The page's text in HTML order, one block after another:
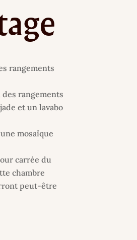
rangements
rangements
et un lavabo
mosaïque
carrée du
chambre
peut-être